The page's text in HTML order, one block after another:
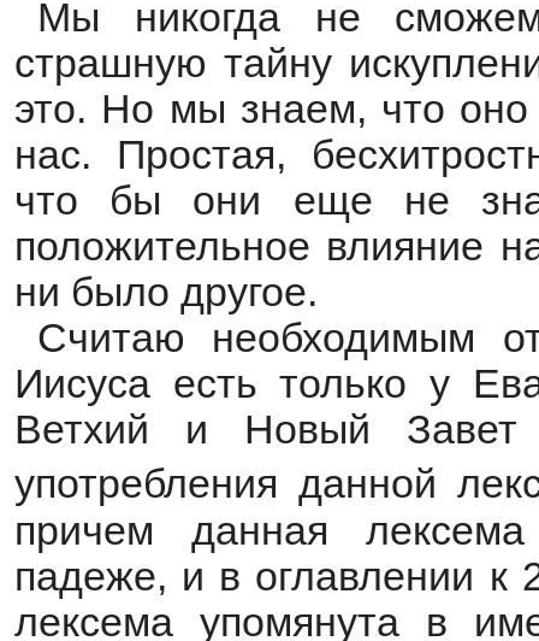
Мы никогда не
страшную тайну
это. Но мы знаем, что
нас. Простая,
что бы они еще не
положительное влияние
ни было другое.
Считаю необходимым
Иисуса есть только у
Ветхий и Новый Завет
употребления данной
причем данная
падеже, и в оглавлении к
лексема упомянута в